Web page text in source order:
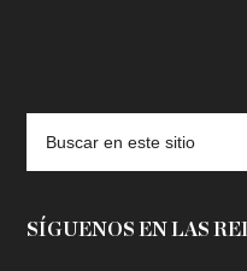
SÍGUENOS EN LAS